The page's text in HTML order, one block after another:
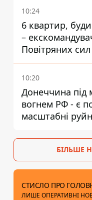
10:24
6 квартир,
–
Повітряних
отримав нову
10:20
Донеччина під
вогнем РФ - є
масштабні
БІЛЬШЕ
СТИСЛО ПРО
ЛИШЕ ОПЕРАТИВНІ